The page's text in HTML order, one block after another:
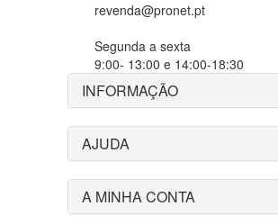
revenda@pronet.pt
Segunda a sexta
9:00- 13:00 e 14:00-18:30
INFORMAÇÃO
AJUDA
A MINHA CONTA